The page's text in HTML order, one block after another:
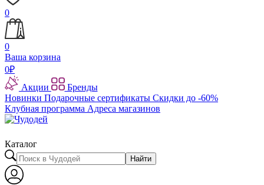
0
0
Ваша корзина
0₽
Акции
Бренды
Новинки Подарочные сертификаты Скидки до -60%
Клубная программа Адреса магазинов
Каталог
Найти